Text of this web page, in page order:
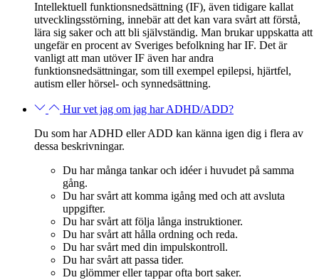
Intellektuell funktionsnedsättning (IF), även tidigare kallat
utvecklingsstörning, innebär att det kan vara svårt att förstå,
lära sig saker och att bli självständig. Man brukar uppskatta att
ungefär en procent av Sveriges befolkning har IF. Det är
vanligt att man utöver IF även har andra
funktionsnedsättningar, som till exempel epilepsi, hjärtfel,
autism eller hörsel- och synnedsättning.
Hur vet jag om jag har ADHD/ADD?
Du som har ADHD eller ADD kan känna igen dig i flera av
dessa beskrivningar.
Du har många tankar och idéer i huvudet på samma
gång.
Du har svårt att komma igång med och att avsluta
uppgifter.
Du har svårt att följa långa instruktioner.
Du har svårt att hålla ordning och reda.
Du har svårt med din impulskontroll.
Du har svårt att passa tider.
Du glömmer eller tappar ofta bort saker.